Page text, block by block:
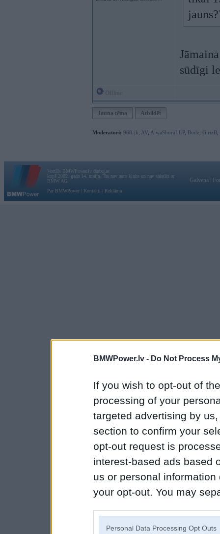
BMWPower.lv - Do Not Process
If you wish to opt-out of
processing of your
targeted advertising by
section to confirm your
opt-out request is
interest-based ads based
us or personal
your opt-out. You may
Personal Data Processing Opt Outs
sūdīgi
Jauna tēma Atbildēt
Moderatori: 968-jk AV AiwaShuraLLP, Bude GirtzB
Vortāls BMWPower.lv darbojas
kopš 2002. gada 14. maija. Tas nav auto klubs un nav saistīts ar
BMW AG.
Par BMWPower
Kontakti Reklāma
Galvena